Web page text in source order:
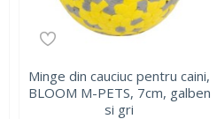
Minge din cauciuc pentru caini,
BLOOM M-PETS, 7cm, galben
si gri